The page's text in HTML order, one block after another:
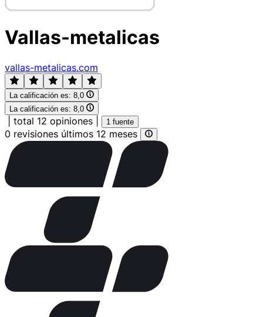
Vallas-metalicas
vallas-metalicas.com
La calificación es: 8,0
La calificación es: 8,0
total 12 opiniones 1 fuente
0 revisiones últimos 12 meses